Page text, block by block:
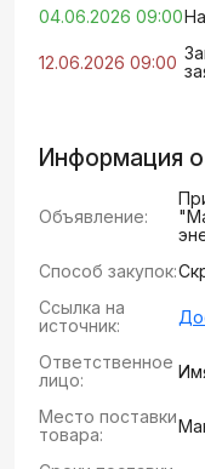
04.06.2026 09:00
12.06.2026 09:00
Информация
Объявление:
Способ закупок:
Ссылка на
источник:
Ответственное
лицо:
Место поставки
товара: